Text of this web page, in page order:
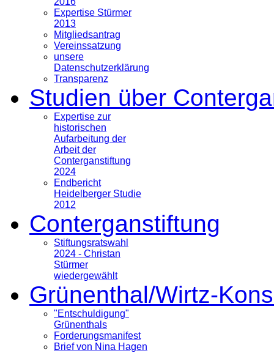
Expertise Stürmer
2013
Mitgliedsantrag
Vereinssatzung
unsere
Datenschutzerklärung
Transparenz
Studien über
Expertise zur
historischen
Aufarbeitung der
Arbeit der
Conterganstiftung
2024
Endbericht
Heidelberger Studie
2012
Conterganstiftung
Stiftungsratswahl
2024 - Christan
Stürmer
wiedergewählt
Grünenthal/Wirtz-
"Entschuldigung"
Grünenthals
Forderungsmanifest
Brief von Nina Hagen